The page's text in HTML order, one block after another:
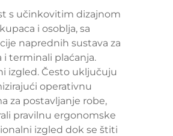
s učinkovitim dizajnom
i osoblja, sa
naprednih sustava za
terminali plaćanja.
izgled. Često uključuju
operativnu
za postavljanje robe,
pravilnu ergonomske
izgled dok se štiti